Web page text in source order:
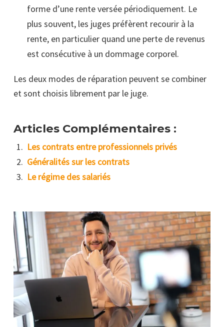
forme d’une rente versée périodiquement. Le
plus souvent, les juges préfèrent recourir à la
rente, en particulier quand une perte de revenus
est consécutive à un dommage corporel.
Les deux modes de réparation peuvent se combiner
et sont choisis librement par le juge.
Articles Complémentaires :
Les contrats entre professionnels privés
Généralités sur les contrats
Le régime des salariés